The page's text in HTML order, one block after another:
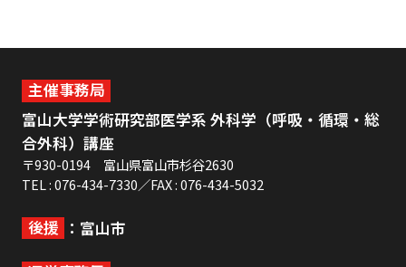
主催事務局
富山大学学術研究部医学系 外科学（呼吸・循環・総
合外科）講座
〒930-0194 富山県富山市杉谷2630
TEL : 076-434-7330／FAX : 076-434-5032
後援 ：富山市